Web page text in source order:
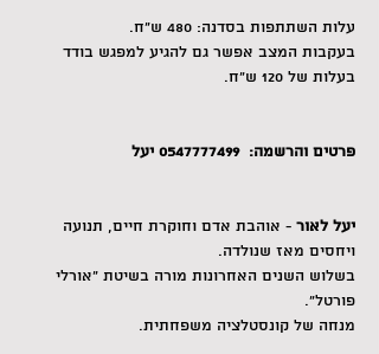
עלות השתתפות בסדנה: 480 ש״ח.
בעקבות המצב אפשר גם להגיע למפגש בודד
בעלות של 120 ש״ח.
פרטים והרשמה:  0547777499 יעל
יעל לאור - אוהבת אדם וחוקרת חיים, תנועה
ויחסים מאז שנולדה.
בשלוש השנים האחרונות מורה בשיטת "אורלי
פורטל".
מנחה של קונסטלציה משפחתית.